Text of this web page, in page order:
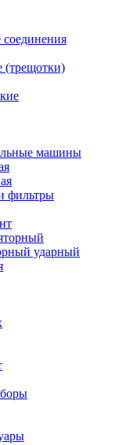
(трещотки)
машины
фильтры
ударный